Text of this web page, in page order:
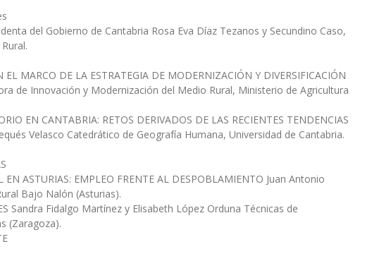
del Gobierno de Cantabria Rosa Eva Díaz Tezanos y Secundino Caso,
MARCO DE LA ESTRATEGIA DE MODERNIZACIÓN Y DIVERSIFICACIÓN
de Innovación y Modernización del Medio Rural, Ministerio de Agricultura
EN CANTABRIA: RETOS DERIVADOS DE LAS RECIENTES TENDENCIAS
Velasco Catedrático de Geografía Humana, Universidad de Cantabria.
ASTURIAS: EMPLEO FRENTE AL DESPOBLAMIENTO Juan Antonio
Bajo Nalón (Asturias).
Sandra Fidalgo Martínez y Elisabeth López Orduna Técnicas de
(Zaragoza).